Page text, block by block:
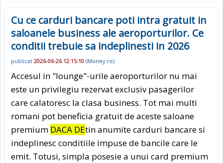
Cu ce carduri bancare poti intra gratuit in
saloanele business ale aeroporturilor. Ce
conditii trebuie sa indeplinesti in 2026
publicat 2026-06-26 12:15:10 (Money.ro)
Accesul in "lounge"-urile aeroporturilor nu mai
este un privilegiu rezervat exclusiv pasagerilor
care calatoresc la clasa business. Tot mai multi
romani pot beneficia gratuit de aceste saloane
premium DACA DEtin anumite carduri bancare si
indeplinesc conditiile impuse de bancile care le
emit. Totusi, simpla posesie a unui card premium